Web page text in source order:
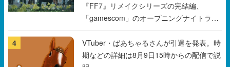
『FF7』リメイクシリーズの完結編、
「gamescom」のオープニングナイトライ
ブにてディレクターの浜口直樹氏が登壇す
る予定
4
VTuber・ばあちゃるさんが引退を発表。時
期などの詳細は8月9日15時からの配信で説